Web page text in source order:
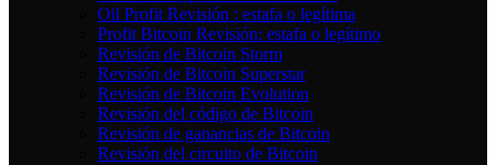
Oil Profit Revisión : estafa o legítima
Profit Bitcoin Revisión: estafa o legítimo
Revisión de Bitcoin Storm
Revisión de Bitcoin Superstar
Revisión de Bitcoin Evolution
Revisión del código de Bitcoin
Revisión de ganancias de Bitcoin
Revisión del circuito de Bitcoin